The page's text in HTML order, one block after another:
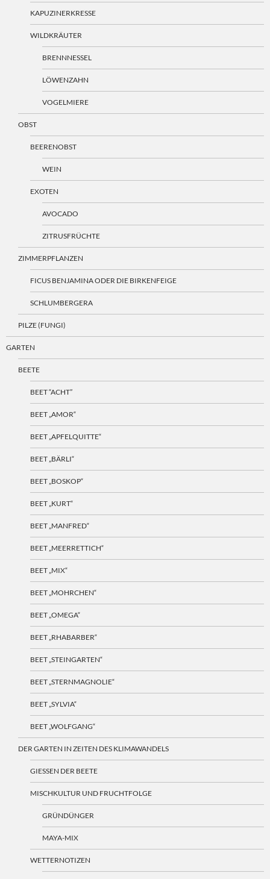
KAPUZINERKRESSE
WILDKRÄUTER
BRENNNESSEL
LÖWENZAHN
VOGELMIERE
OBST
BEERENOBST
WEIN
EXOTEN
AVOCADO
ZITRUSFRÜCHTE
ZIMMERPFLANZEN
FICUS BENJAMINA ODER DIE BIRKENFEIGE
SCHLUMBERGERA
PILZE (FUNGI)
GARTEN
BEETE
BEET “ACHT”
BEET „AMOR“
BEET „APFELQUITTE“
BEET „BÄRLI“
BEET „BOSKOP“
BEET „KURT“
BEET „MANFRED“
BEET „MEERRETTICH“
BEET „MIX“
BEET „MOHRCHEN“
BEET „OMEGA“
BEET „RHABARBER“
BEET „STEINGARTEN“
BEET „STERNMAGNOLIE“
BEET „SYLVIA“
BEET „WOLFGANG“
DER GARTEN IN ZEITEN DES KLIMAWANDELS
GIESSEN DER BEETE
MISCHKULTUR UND FRUCHTFOLGE
GRÜNDÜNGER
MAYA-MIX
WETTERNOTIZEN